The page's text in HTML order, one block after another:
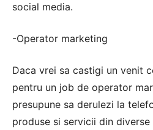
social media.
-Operator marketing
Daca vrei sa castigi un venit
pentru un job de operator
presupune sa derulezi la
produse si servicii din diverse